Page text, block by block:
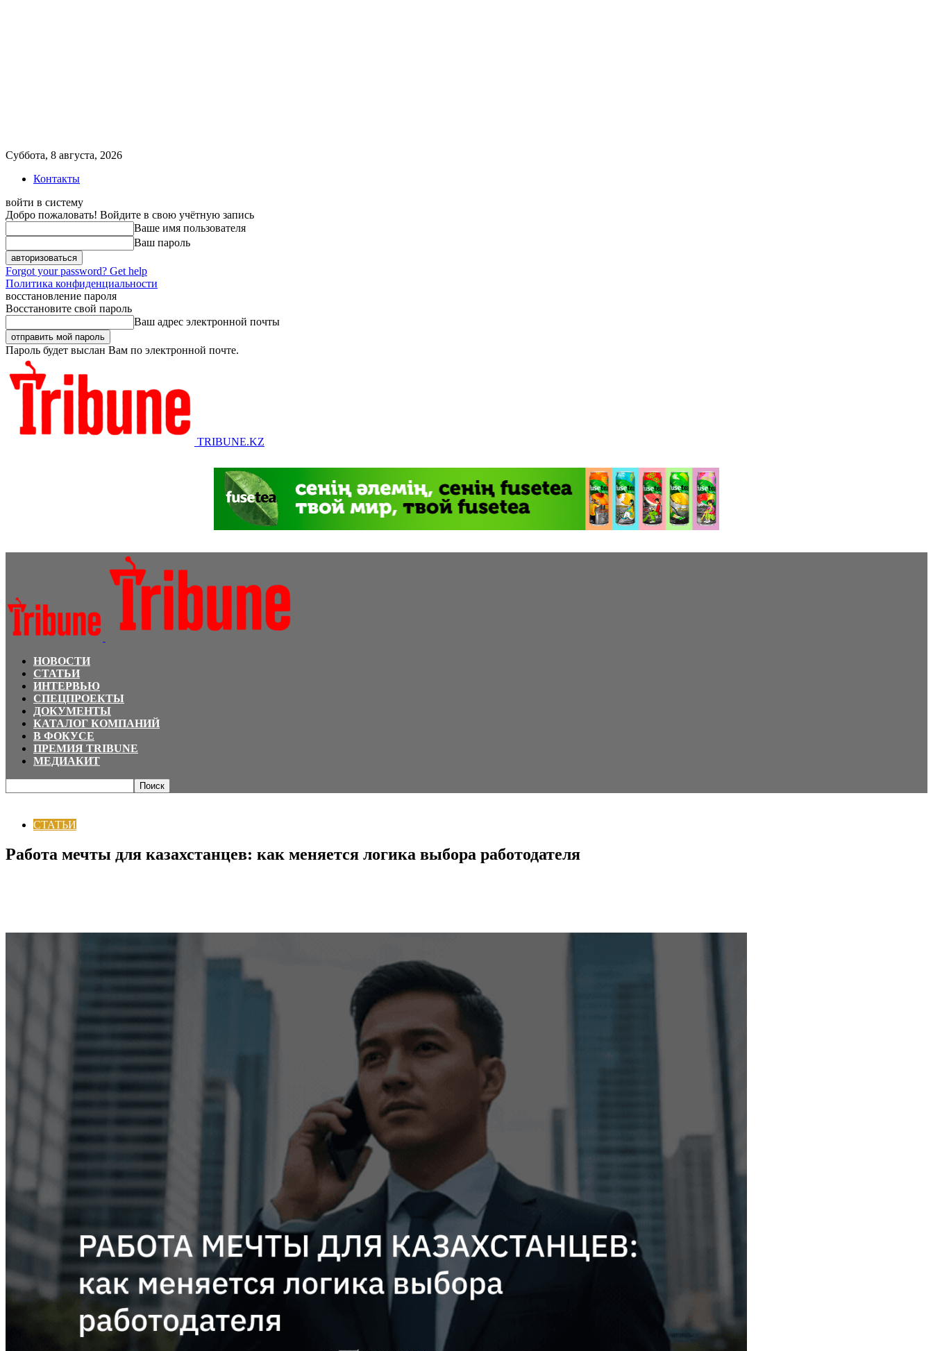
Суббота, 8 августа, 2026
Контакты
войти в систему
Добро пожаловать! Войдите в свою учётную запись
Ваше имя пользователя
Ваш пароль
Forgot your password? Get help
Политика конфиденциальности
восстановление пароля
Восстановите свой пароль
Ваш адрес электронной почты
Пароль будет выслан Вам по электронной почте.
TRIBUNE.KZ
НОВОСТИ
СТАТЬИ
ИНТЕРВЬЮ
СПЕЦПРОЕКТЫ
ДОКУМЕНТЫ
КАТАЛОГ КОМПАНИЙ
В ФОКУСЕ
ПРЕМИЯ TRIBUNE
МЕДИАКИТ
СТАТЬИ
Работа мечты для казахстанцев: как меняется логика выбора работодателя